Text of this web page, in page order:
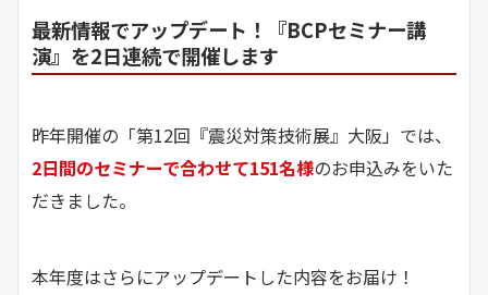
最新情報でアップデート！『BCPセミナー講
演』を2日連続で開催します
昨年開催の「第12回『震災対策技術展』大阪」では、
2日間のセミナーで合わせて151名様のお申込みをいた
だきました。
本年度はさらにアップデートした内容をお届け！